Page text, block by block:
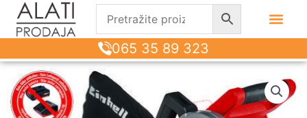
065 35 89 323